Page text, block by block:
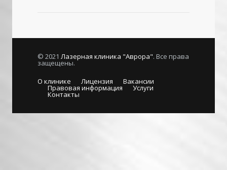
© 2021 Лазерная клиника "Аврора". Все права
защещены.
О клинике
Лицензия Вакансии
Правовая информация Услуги
Контакты